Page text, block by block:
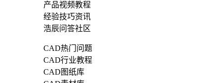
产品视频教程
经验技巧资讯
浩辰问答社区
CAD热门问题
CAD行业教程
CAD图纸库